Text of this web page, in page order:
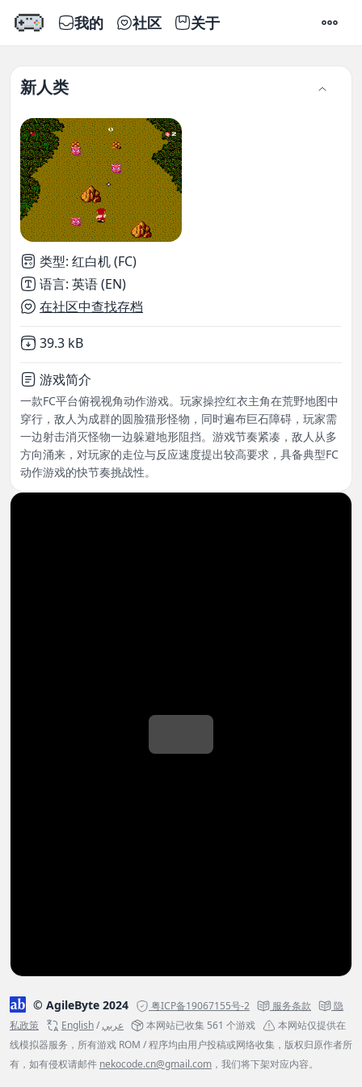
我的 社区 关于 设置
新人类
类型: 红白机 (FC)
语言: 英语 (EN)
在社区中查找存档
Not downloaded
39.3 kB
游戏简介
一款FC平台俯视视角动作游戏。玩家操控红衣主角在荒野地图中
穿行，敌人为成群的圆脸猫形怪物，同时遍布巨石障碍，玩家需
一边射击消灭怪物一边躲避地形阻挡。游戏节奏紧凑，敌人从多
方向涌来，对玩家的走位与反应速度提出较高要求，具备典型FC
动作游戏的快节奏挑战性。
© AgileByte 2024 粤ICP备19067155号-2 服务条款
隐
私政策
English/عربي 本网站已收集 561 个游戏
本网站仅提供在
线模拟器服务，所有游戏 ROM / 程序均由用户投稿或网络收集，版权归原作者所
有，如有侵权请邮件 nekocode.cn@gmail.com ，我们将下架对应内容。